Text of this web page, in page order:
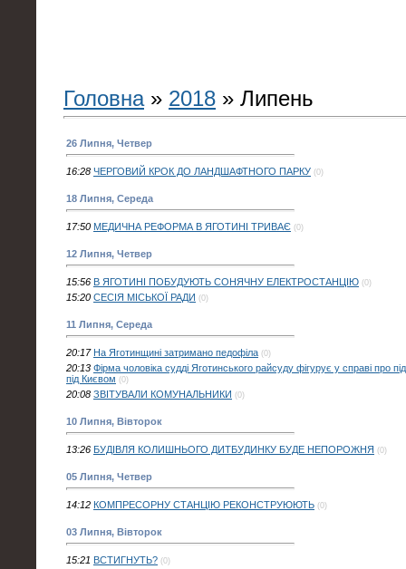
Головна» 2018 » Липень
26 Липня, Четвер
16:28 ЧЕРГОВИЙ КРОК ДО ЛАНДШАФТНОГО ПАРКУ (0)
18 Липня, Середа
17:50 МЕДИЧНА РЕФОРМА В ЯГОТИНІ ТРИВАЄ (0)
12 Липня, Четвер
15:56 В ЯГОТИНІ ПОБУДУЮТЬ СОНЯЧНУ ЕЛЕКТРОСТАНЦІЮ (0)
15:20 СЕСІЯ МІСЬКОЇ РАДИ (0)
11 Липня, Середа
20:17 На Яготинщині затримано педофіла (0)
20:13 Фірма чоловіка судді Яготинського райсуду фігурує у справі про
під Києвом (0)
20:08 ЗВІТУВАЛИ КОМУНАЛЬНИКИ (0)
10 Липня, Вівторок
13:26 БУДІВЛЯ КОЛИШНЬОГО ДИТБУДИНКУ БУДЕ НЕПОРОЖНЯ (0)
05 Липня, Четвер
14:12 КОМПРЕСОРНУ СТАНЦІЮ РЕКОНСТРУЮЮТЬ (0)
03 Липня, Вівторок
15:21 ВСТИГНУТЬ? (0)